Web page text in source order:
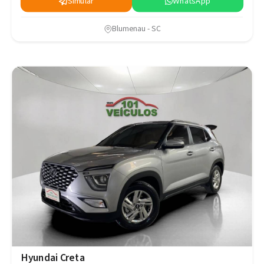
Blumenau - SC
Hyundai Creta